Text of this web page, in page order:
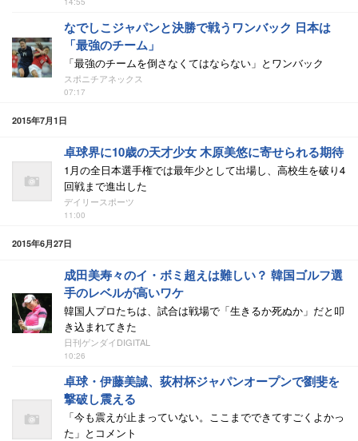
なでしこジャパンと決勝で戦うワンバック 日本は
「最強のチーム」
「最強のチームを倒さなくてはならない」とワンバック
スポニチアネックス
07:17
2015年7月1日
卓球界に10歳の天才少女 木原美悠に寄せられる期待
1月の全日本選手権では最年少として出場し、高校生を破り4
回戦まで進出した
デイリースポーツ
11:00
2015年6月27日
成田美寿々のイ・ボミ超えは難しい？ 韓国ゴルフ選
手のレベルが高いワケ
韓国人プロたちは、試合は戦場で「生きるか死ぬか」だと叩
き込まれてきた
日刊ゲンダイDIGITAL
10:26
卓球・伊藤美誠、荻村杯ジャパンオープンで劉斐を
撃破し震える
「今も震えが止まっていない。ここまでできてすごくよかっ
た」とコメント